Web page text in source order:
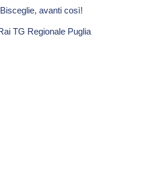
avanti così!
TG Regionale Puglia